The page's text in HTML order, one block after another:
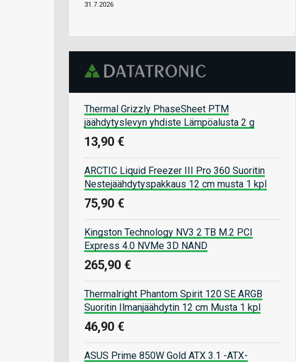
31.7.2026
Thermal Grizzly PhaseSheet PTM
jäähdytyslevyn yhdiste Lämpöalusta 2 g
13,90 €
ARCTIC Liquid Freezer III Pro 360 Suoritin
Nestejäähdytyspakkaus 12 cm musta 1 kpl
75,90 €
Kingston Technology NV3 2 TB M.2 PCI
Express 4.0 NVMe 3D NAND
265,90 €
Thermalright Phantom Spirit 120 SE ARGB
Suoritin Ilmanjäähdytin 12 cm Musta 1 kpl
46,90 €
ASUS Prime 850W Gold ATX 3.1 -ATX-